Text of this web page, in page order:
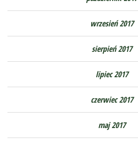
wrzesień 2017
sierpień 2017
lipiec 2017
czerwiec 2017
maj 2017